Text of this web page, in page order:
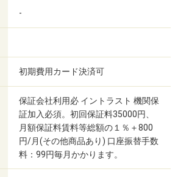
-
初期費用カード決済可
保証会社利用必 イントラスト 機関保
証加入必須。初回保証料35000円、
月額保証料賃料等総額の１％＋800
円/月(その他商品あり) 口座振替手数
料：99円毎月かかります。